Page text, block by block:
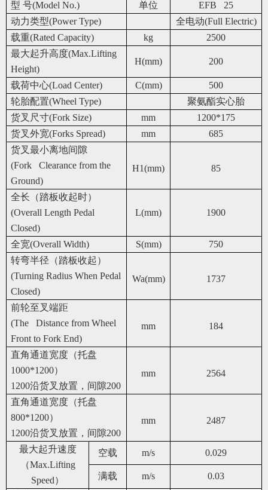
型 号(Model No.) 单位
EFB 25
动力类型(Power Type)
全电动(Full Electric)
载重(Rated Capacity)
kg
2500
最大起升高度(Max.Lifting
Height)
H(mm) 200
载荷中心(Load Center) C(mm)
500
轮胎配置(Wheel Type)
聚氨酯实心胎
货叉尺寸(Fork Size)
mm
1200*175
货叉外宽(Forks Spread)
mm
685
货叉最小离地间隙
(Fork Clearance from the
Ground)
H1(mm) 85
全长（踏板收起时）
(Overall Length Pedal
Closed)
L(mm) 1900
全宽(Overall Width) S(mm)
750
转弯半径（踏板收起）
(Turning Radius When Pedal
Closed)
Wa(mm) 1737
前轮至叉端距
(The Distance from Wheel
Front to Fork End)
mm 184
直角通道宽度（托盘
1000*1200）
1200沿货叉放置，间隙200
mm 2564
直角通道宽度（托盘
800*1200）
1200沿货叉放置，间隙200
mm 2487
最大起升速度
（Max.Lifting
Speed）
空载 m/s 0.029
满载 m/s
0.03